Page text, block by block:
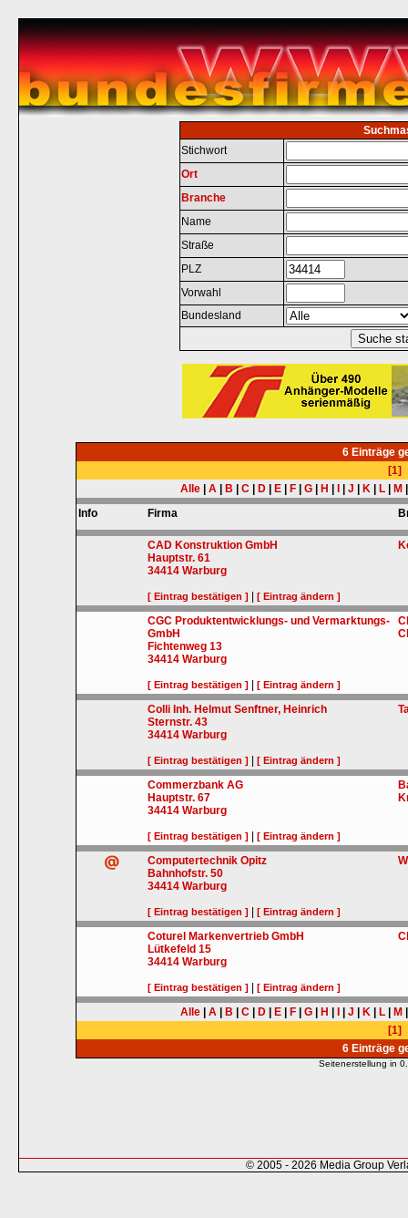
Stichwort
Ort
Branche
Name
Straße
PLZ
Vorwahl
Bundesland
6 Einträge
[1]
Alle
A B C D E F G H J K L M
Info
Firma
CAD Konstruktion GmbH
Hauptstr. 61
34414 Warburg
[ Eintrag bestätigen ] |[ Eintrag ändern ]
CGC Produktentwicklungs- und Vermarktungs-
GmbH
Fichtenweg 13
34414 Warburg
[ Eintrag bestätigen ] |[ Eintrag ändern ]
Colli Inh. Helmut Senftner, Heinrich
Sternstr. 43
34414 Warburg
[ Eintrag bestätigen ] |[ Eintrag ändern ]
Commerzbank AG
Hauptstr. 67
34414 Warburg
[ Eintrag bestätigen ] |[ Eintrag ändern ]
Computertechnik Opitz
Bahnhofstr. 50
34414 Warburg
[ Eintrag bestätigen ] |[ Eintrag ändern ]
Coturel Markenvertrieb GmbH
Lütkefeld 15
34414 Warburg
[ Eintrag bestätigen ] |[ Eintrag ändern ]
Alle A B C D E F G H J K L M
[1]
6 Einträge
Seitenerstellung in
© 2005 - 2026 Media Group